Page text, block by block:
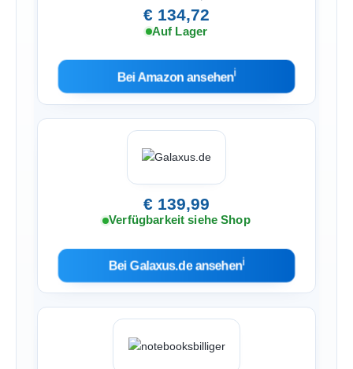
€ 134,72
Auf Lager
Bei Amazon ansehenℹ︎
€ 139,99
Verfügbarkeit siehe Shop
Bei Galaxus.de ansehenℹ︎